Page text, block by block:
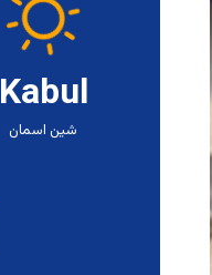
Kabul
شین اسمان